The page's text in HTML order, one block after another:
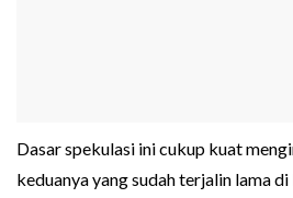
Dasar spekulasi ini cukup kuat
keduanya yang sudah terjalin lama